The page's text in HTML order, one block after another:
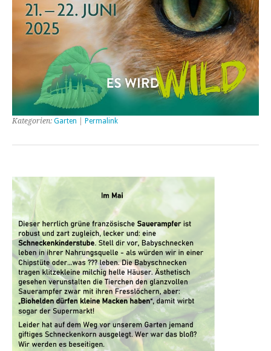
Kategorien: Garten Permalink